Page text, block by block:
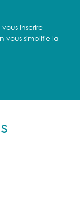
inscrire
vous simplifie la